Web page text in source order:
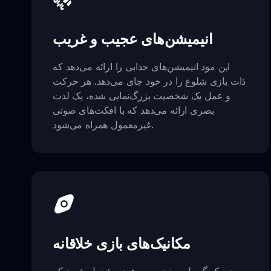
انیمیشن‌های عجیب و غریب
این مود انیمیشن‌های جذابی را ارائه می‌دهد که
ذات بازی شلوغ را در خود جای می‌دهد. هر حرکت
و عمل یک شخصیت بزرگ‌نمایی شده، یک لذت
بصری ارائه می‌دهد که با افکت‌های صوتی
غیرمعمول همراه می‌شود.
مکانیک‌های بازی خلاقانه